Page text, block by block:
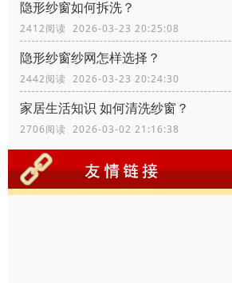
隐形纱窗如何拆洗？
2412阅读 2026-03-23 20:25:08
隐形纱窗纱网怎样选择？
2442阅读 2026-03-23 20:24:30
家居生活知识 如何清洗纱窗？
2706阅读 2026-03-02 21:16:38